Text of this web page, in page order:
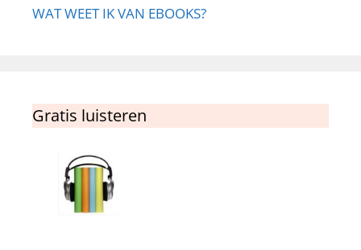
WAT WEET IK VAN EBOOKS?
Gratis luisteren